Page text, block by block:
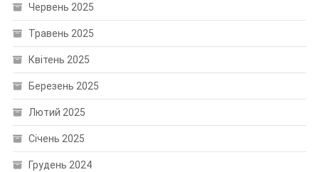
Червень 2025
Травень 2025
Квітень 2025
Березень 2025
Лютий 2025
Січень 2025
Грудень 2024